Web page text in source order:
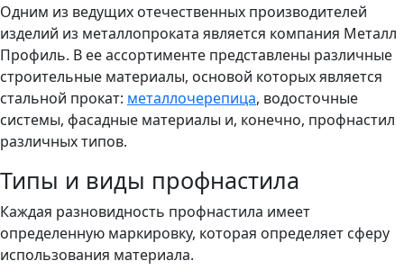
Одним из ведущих отечественных производителей
изделий из металлопроката является компания Металл
Профиль. В ее ассортименте представлены различные
строительные материалы, основой которых является
стальной прокат: металлочерепица, водосточные
системы, фасадные материалы и, конечно, профнастил
различных типов.
Типы и виды профнастила
Каждая разновидность профнастила имеет
определенную маркировку, которая определяет сферу
использования материала.